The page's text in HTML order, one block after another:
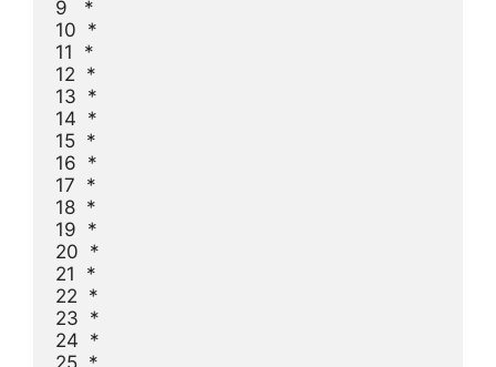
9   *
10  *
11  *
12  *
13  *
14  *
15  *
16  *
17  *
18  *
19  *
20  *
21  *
22  *
23  *
24  *
25  *